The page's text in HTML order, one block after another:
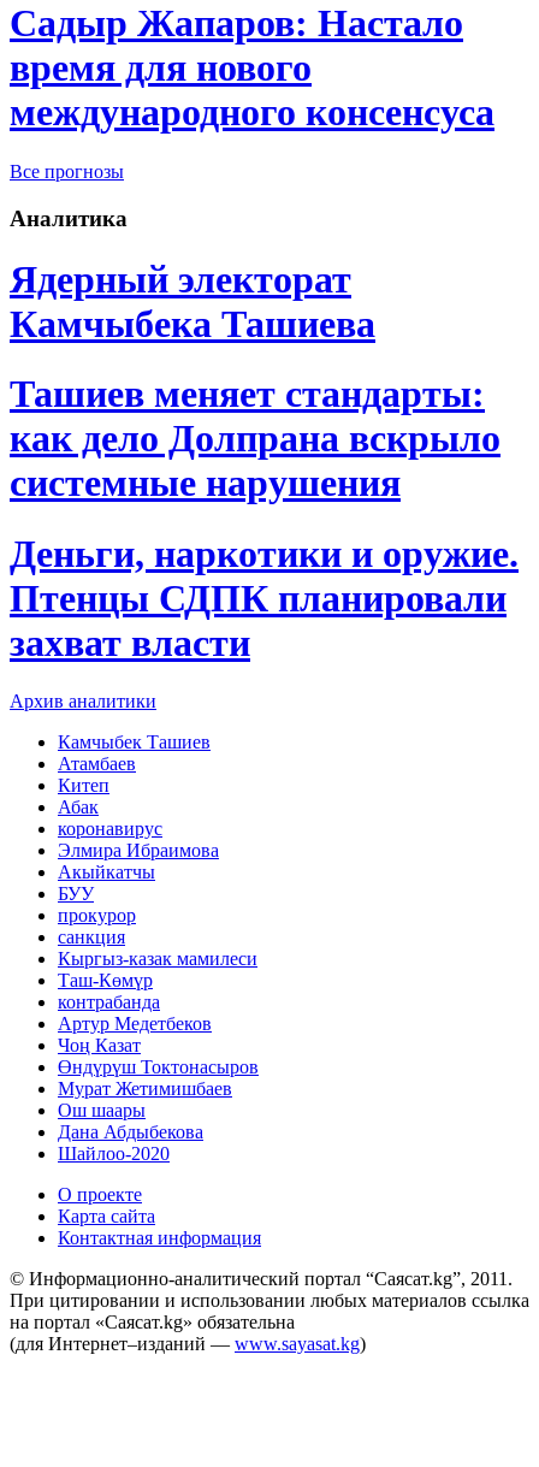
Садыр Жапаров: Настало
время для нового
международного консенсуса
Все прогнозы
Аналитика
Ядерный электорат
Камчыбека Ташиева
Ташиев меняет стандарты:
как дело Долпрана вскрыло
системные нарушения
Деньги, наркотики и оружие.
Птенцы СДПК планировали
захват власти
Архив аналитики
Камчыбек Ташиев
Атамбаев
Китеп
Абак
коронавирус
Элмира Ибраимова
Акыйкатчы
БУУ
прокурор
санкция
Кыргыз-казак мамилеси
Таш-Көмүр
контрабанда
Артур Медетбеков
Чоң Казат
Өндүрүш Токтонасыров
Мурат Жетимишбаев
Ош шаары
Дана Абдыбекова
Шайлоо-2020
О проекте
Карта сайта
Контактная информация
© Информационно-аналитический портал “Саясат.kg”, 2011.
При цитировании и использовании любых материалов ссылка
на портал «Саясат.kg» обязательна
(для Интернет–изданий — www.sayasat.kg)